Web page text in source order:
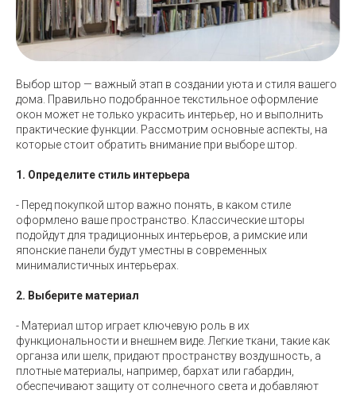
Выбор штор — важный этап в создании уюта и стиля вашего
дома. Правильно подобранное текстильное оформление
окон может не только украсить интерьер, но и выполнить
практические функции. Рассмотрим основные аспекты, на
которые стоит обратить внимание при выборе штор.
1. Определите стиль интерьера
- Перед покупкой штор важно понять, в каком стиле
оформлено ваше пространство. Классические шторы
подойдут для традиционных интерьеров, а римские или
японские панели будут уместны в современных
минималистичных интерьерах.
2. Выберите материал
- Материал штор играет ключевую роль в их
функциональности и внешнем виде. Легкие ткани, такие как
органза или шелк, придают пространству воздушность, а
плотные материалы, например, бархат или габардин,
обеспечивают защиту от солнечного света и добавляют